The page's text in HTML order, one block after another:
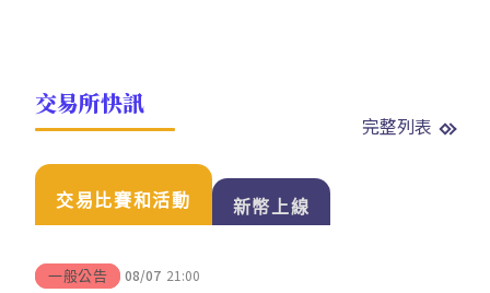
交易所快訊
完整列表
交易比賽和活動 新幣上線
一般公告 08/07 21:00